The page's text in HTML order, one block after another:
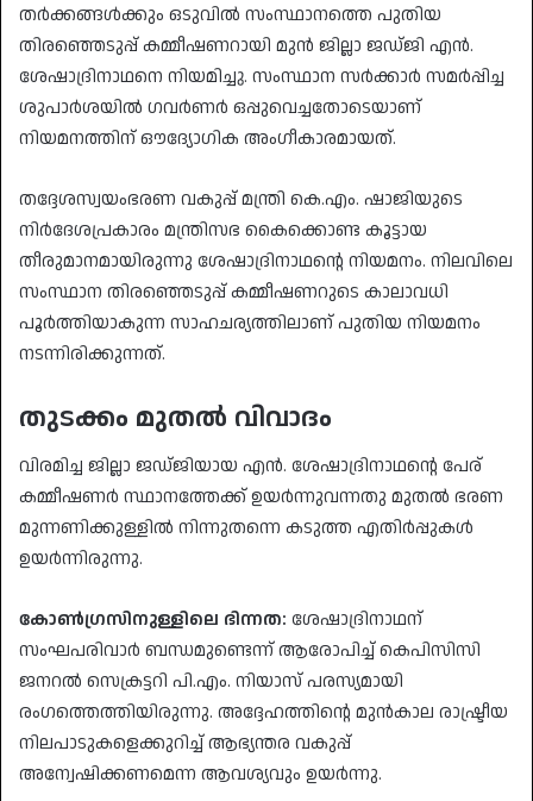
തർക്കങ്ങൾക്കും ഒടുവിൽ സംസ്ഥാനത്തെ പുതിയ
തിരഞ്ഞെടുപ്പ് കമ്മീഷണറായി മുൻ ജില്ലാ ജഡ്ജി എൻ.
ശേഷാദ്രിനാഥനെ നിയമിച്ചു. സംസ്ഥാന സർക്കാർ സമർപ്പിച്ച
ശുപാർശയിൽ ഗവർണർ ഒപ്പുവെച്ചതോടെയാണ്
നിയമനത്തിന് ഔദ്യോഗിക അംഗീകാരമായത്.
​തദ്ദേശസ്വയംഭരണ വകുപ്പ് മന്ത്രി കെ.എം. ഷാജിയുടെ
നിർദേശപ്രകാരം മന്ത്രിസഭ കൈക്കൊണ്ട കൂട്ടായ
തീരുമാനമായിരുന്നു ശേഷാദ്രിനാഥന്റെ നിയമനം. നിലവിലെ
സംസ്ഥാന തിരഞ്ഞെടുപ്പ് കമ്മീഷണറുടെ കാലാവധി
പൂർത്തിയാകുന്ന സാഹചര്യത്തിലാണ് പുതിയ നിയമനം
നടന്നിരിക്കുന്നത്.
തുടക്കം മുതൽ വിവാദം
​വിരമിച്ച ജില്ലാ ജഡ്ജിയായ എൻ. ശേഷാദ്രിനാഥന്റെ പേര്
കമ്മീഷണർ സ്ഥാനത്തേക്ക് ഉയർന്നുവന്നതു മുതൽ ഭരണ
മുന്നണിക്കുള്ളിൽ നിന്നുതന്നെ കടുത്ത എതിർപ്പുകൾ
ഉയർന്നിരുന്നു.
കോൺഗ്രസിനുള്ളിലെ ഭിന്നത: ശേഷാദ്രിനാഥന്
സംഘപരിവാർ ബന്ധമുണ്ടെന്ന് ആരോപിച്ച് കെപിസിസി
ജനറൽ സെക്രട്ടറി പി.എം. നിയാസ് പരസ്യമായി
രംഗത്തെത്തിയിരുന്നു. അദ്ദേഹത്തിന്റെ മുൻകാല രാഷ്ട്രീയ
നിലപാടുകളെക്കുറിച്ച് ആഭ്യന്തര വകുപ്പ്
അന്വേഷിക്കണമെന്ന ആവശ്യവും ഉയർന്നു.